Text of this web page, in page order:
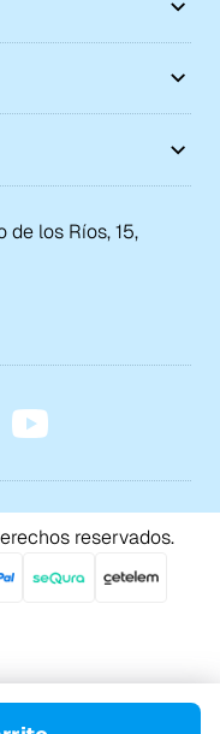
de los Ríos, 15,
reservados.